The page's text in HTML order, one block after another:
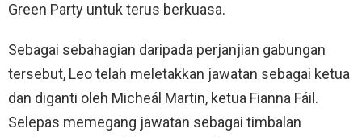
Green Party untuk terus berkuasa.
Sebagai sebahagian daripada perjanjian gabungan
tersebut, Leo telah meletakkan jawatan sebagai ketua
dan diganti oleh Micheál Martin, ketua Fianna Fáil.
Selepas memegang jawatan sebagai timbalan